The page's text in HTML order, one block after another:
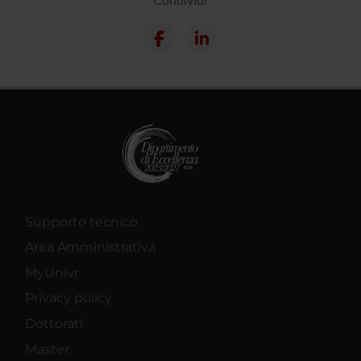
Supporto tecnico
Area Amministrativa
MyUnivr
Privacy policy
Dottorati
Master